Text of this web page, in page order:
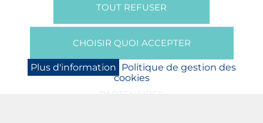
SUR NOUS
Presse
BOOKING
NEWS
PARTENAIRES
TOUT REFUSER
CHOISIR QUOI ACCEPTER
Plus d'information Politique de gestion des
cookies